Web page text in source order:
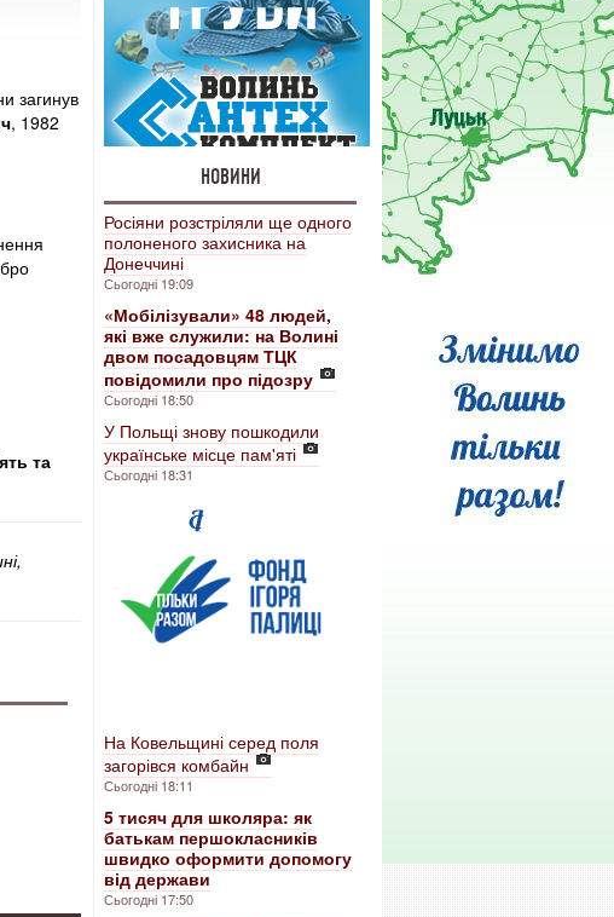
загинув
, 1982
та
НОВИНИ
Росіяни розстріляли ще одного
полоненого захисника на
Донеччині
Сьогодні 19:09
«Мобілізували» 48 людей,
які вже служили: на Волині
двом посадовцям ТЦК
повідомили про підозру
Сьогодні 18:50
У Польщі знову пошкодили
українське місце пам'яті
Сьогодні 18:31
На Ковельщині серед поля
загорівся комбайн
Сьогодні 18:11
5 тисяч для школяра: як
батькам першокласників
швидко оформити допомогу
від держави
Сьогодні 17:50